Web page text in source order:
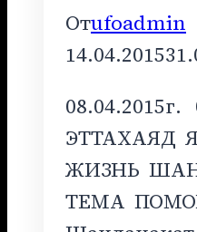
Отufoadmin
14.04.2015
ЖИЗНЬ
ТЕМА